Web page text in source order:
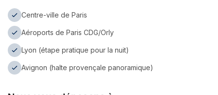
Centre-ville de Paris
Aéroports de Paris CDG/Orly
Lyon (étape pratique pour la nuit)
Avignon (halte provençale panoramique)